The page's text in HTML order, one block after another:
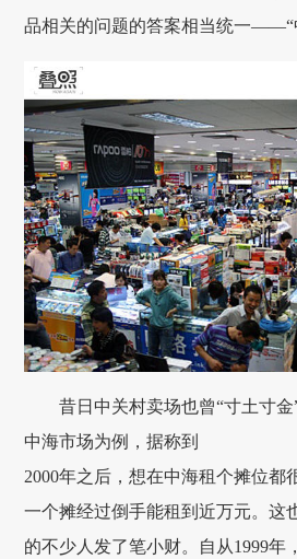
品相关的问题的答案相当统一——“
昔日中关村卖场也曾“寸土寸金
中海市场为例，据称到
2000年之后，想在中海租个摊位都
一个摊经过倒手能租到近万元。这
的不少人发了笔小财。自从1999年，